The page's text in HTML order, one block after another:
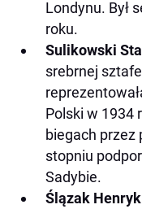
Londynu. Był
roku.
Sulikowski
srebrnej
Polski w 1934
biegach przez
stopniu
Sadybie.
Ślązak Henryk